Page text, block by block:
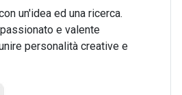
un'idea ed una ricerca.
e valente
personalità creative e